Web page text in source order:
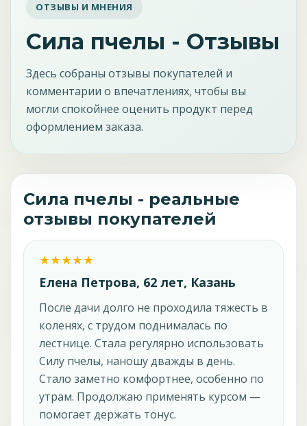
ОТЗЫВЫ И МНЕНИЯ
Сила пчелы - Отзывы
Здесь собраны отзывы покупателей и
комментарии о впечатлениях, чтобы вы
могли спокойнее оценить продукт перед
оформлением заказа.
Сила пчелы - реальные
отзывы покупателей
Елена Петрова, 62 лет, Казань
После дачи долго не проходила тяжесть в
коленях, с трудом поднималась по
лестнице. Стала регулярно использовать
Силу пчелы, наношу дважды в день.
Стало заметно комфортнее, особенно по
утрам. Продолжаю применять курсом —
помогает держать тонус.